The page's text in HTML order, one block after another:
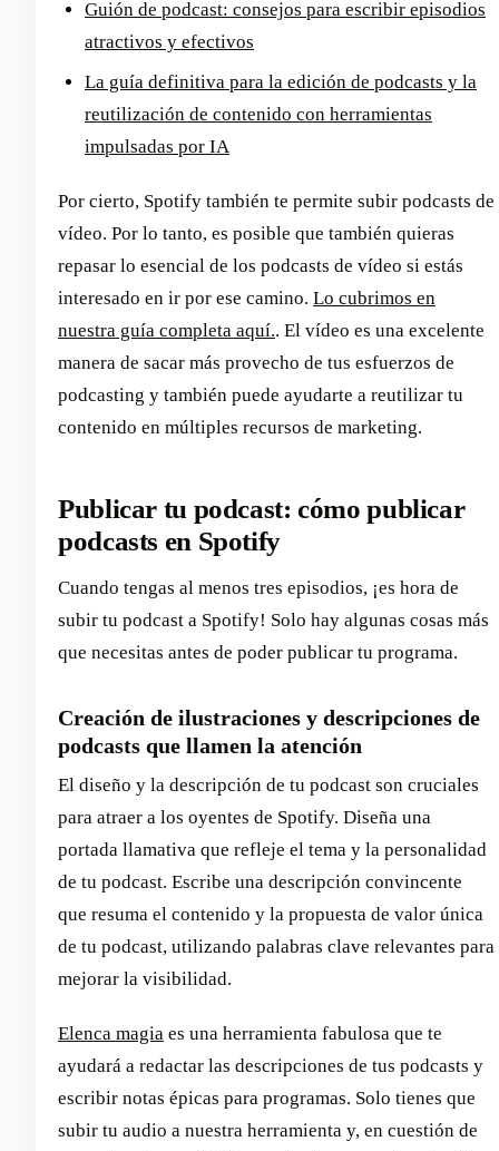
Guión de podcast: consejos para escribir episodios
atractivos y efectivos
La guía definitiva para la edición de podcasts y la
reutilización de contenido con herramientas
impulsadas por IA
Por cierto, Spotify también te permite subir podcasts de
vídeo. Por lo tanto, es posible que también quieras
repasar lo esencial de los podcasts de vídeo si estás
interesado en ir por ese camino. Lo cubrimos en
nuestra guía completa aquí.. El vídeo es una excelente
manera de sacar más provecho de tus esfuerzos de
podcasting y también puede ayudarte a reutilizar tu
contenido en múltiples recursos de marketing.
Publicar tu podcast: cómo publicar
podcasts en Spotify
Cuando tengas al menos tres episodios, ¡es hora de
subir tu podcast a Spotify! Solo hay algunas cosas más
que necesitas antes de poder publicar tu programa.
Creación de ilustraciones y descripciones de
podcasts que llamen la atención
El diseño y la descripción de tu podcast son cruciales
para atraer a los oyentes de Spotify. Diseña una
portada llamativa que refleje el tema y la personalidad
de tu podcast. Escribe una descripción convincente
que resuma el contenido y la propuesta de valor única
de tu podcast, utilizando palabras clave relevantes para
mejorar la visibilidad.
Elenca magia es una herramienta fabulosa que te
ayudará a redactar las descripciones de tus podcasts y
escribir notas épicas para programas. Solo tienes que
subir tu audio a nuestra herramienta y, en cuestión de